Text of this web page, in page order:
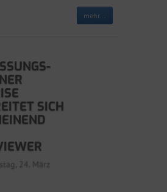
mehr...
SICH
24. März